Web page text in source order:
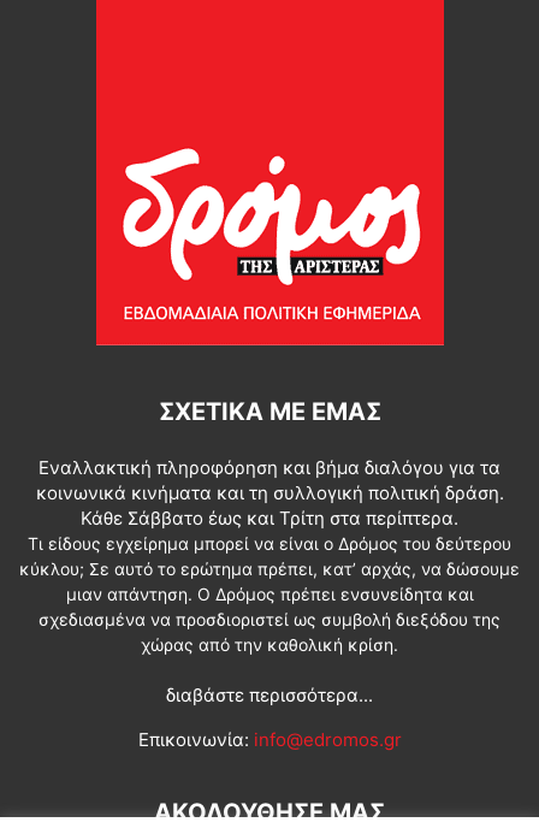
ΣΧΕΤΙΚΆ ΜΕ ΕΜΆΣ
Εναλλακτική πληροφόρηση και βήμα διαλόγου για τα
κοινωνικά κινήματα και τη συλλογική πολιτική δράση.
Κάθε Σάββατο έως και Τρίτη στα περίπτερα.
Τι είδους εγχείρημα μπορεί να είναι ο Δρόμος του δεύτερου
κύκλου; Σε αυτό το ερώτημα πρέπει, κατ’ αρχάς, να δώσουμε
μιαν απάντηση. Ο Δρόμος πρέπει ενσυνείδητα και
σχεδιασμένα να προσδιοριστεί ως συμβολή διεξόδου της
χώρας από την καθολική κρίση.
διαβάστε περισσότερα...
Επικοινωνία: info@edromos.gr
ΑΚΟΛΟΥΘΗΣΕ ΜΑΣ